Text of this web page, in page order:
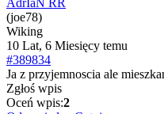
(joe78)
Wiking
10 Lat, 6 Miesięcy temu
#389834
Ja z przyjemnoscia ale
Zgłoś wpis
Oceń wpis:2